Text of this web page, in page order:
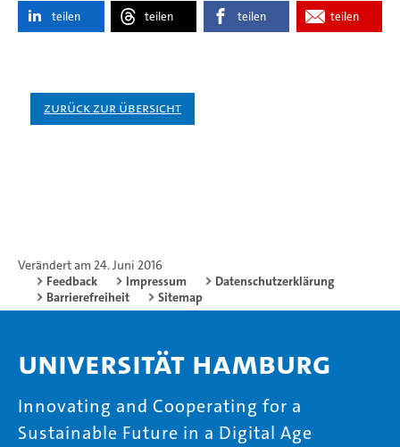
teilen teilen teilen teilen
Zurück zur Übersicht
Verändert am 24. Juni 2016
Feedback
Impressum
Datenschutzerklärung
Barrierefreiheit
Sitemap
Universität Hamburg
Innovating and Cooperating for a
Sustainable Future in a Digital Age